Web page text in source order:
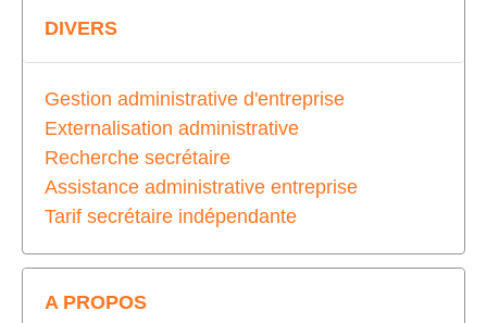
DIVERS
Gestion administrative d'entreprise
Externalisation administrative
Recherche secrétaire
Assistance administrative entreprise
Tarif secrétaire indépendante
A PROPOS